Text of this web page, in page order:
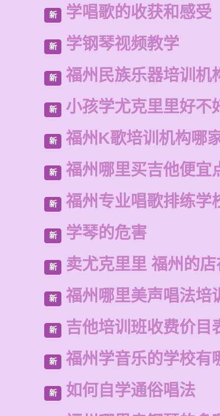
新 学唱歌的收获和感受
新 学钢琴视频教学
新 福州民族乐器培训机
新 小孩学尤克里里好不
新 福州K歌培训机构哪
新 福州哪里买吉他便宜
新 福州专业唱歌排练学
新 学琴的危害
新 卖尤克里里 福州的
新 福州哪里美声唱法培
新 吉他培训班收费价目
新 福州学音乐的学校有
新
如何自学通俗唱法